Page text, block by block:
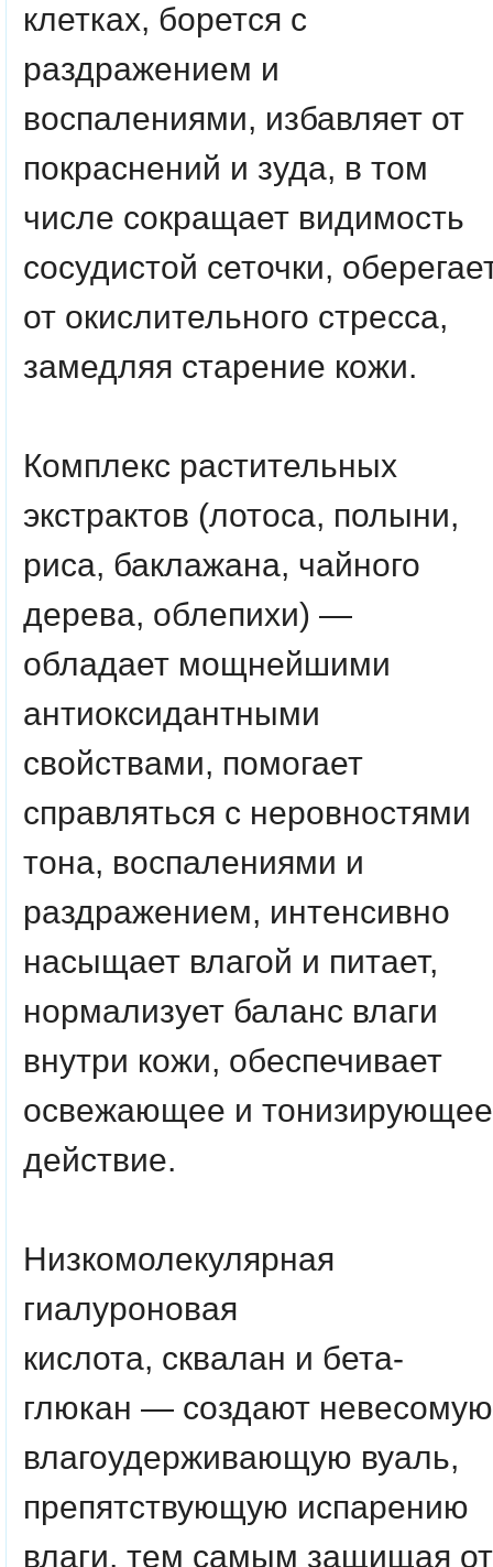
клетках, борется с
раздражением и
воспалениями, избавляет от
покраснений и зуда, в том
числе сокращает видимость
сосудистой сеточки,
от окислительного стресса,
замедляя старение кожи.
Комплекс растительных
экстрактов (лотоса, полыни,
риса, баклажана, чайного
дерева, облепихи) —
обладает мощнейшими
антиоксидантными
свойствами, помогает
справляться с неровностями
тона, воспалениями и
раздражением, интенсивно
насыщает влагой и питает,
нормализует баланс влаги
внутри кожи, обеспечивает
освежающее и тонизирующее
действие.
Низкомолекулярная
гиалуроновая
кислота, сквалан и бета-
глюкан — создают невесомую
влагоудерживающую вуаль,
препятствующую испарению
влаги, тем самым защищая от